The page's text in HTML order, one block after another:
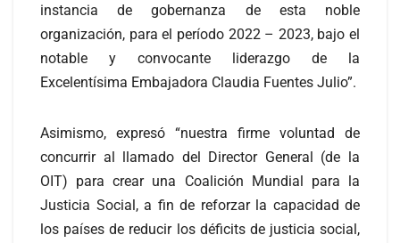
instancia de gobernanza de esta noble
organización, para el período 2022 – 2023, bajo el
notable y convocante liderazgo de la
Excelentísima Embajadora Claudia Fuentes Julio”.
Asimismo, expresó “nuestra firme voluntad de
concurrir al llamado del Director General (de la
OIT) para crear una Coalición Mundial para la
Justicia Social, a fin de reforzar la capacidad de
los países de reducir los déficits de justicia social,